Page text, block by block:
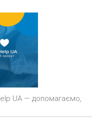
UA — допомагаємо,